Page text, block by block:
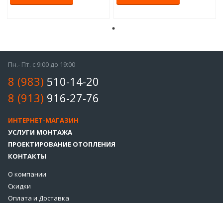
Пн.- Пт. с 9:00 до 19:00
8 (983) 510-14-20
8 (913) 916-27-76
ИНТЕРНЕТ-МАГАЗИН
УСЛУГИ МОНТАЖА
ПРОЕКТИРОВАНИЕ ОТОПЛЕНИЯ
КОНТАКТЫ
О компании
Скидки
Оплата и Доставка